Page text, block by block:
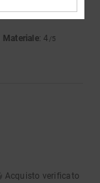
Materiale: 4 /5
Acquisto verificato